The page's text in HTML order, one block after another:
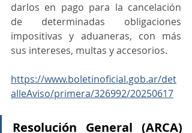
darlos en pago para la cancelación
de determinadas obligaciones
impositivas y aduaneras, con más
sus intereses, multas y accesorios.
https://www.boletinoficial.gob.ar/det
alleAviso/primera/326992/20250617
Resolución General (ARCA)